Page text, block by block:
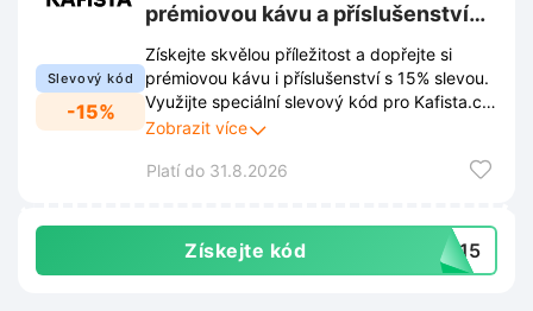
Slevový kód
-15%
prémiovou kávu a příslušenství
na Kafista.cz
Získejte skvělou příležitost a dopřejte si
prémiovou kávu i příslušenství s 15% slevou.
Využijte speciální slevový kód pro Kafista.cz
a vychutnejte si dokonalý šálek.
Zobrazit více
Platí do 31.8.2026
Získejte kód VA15